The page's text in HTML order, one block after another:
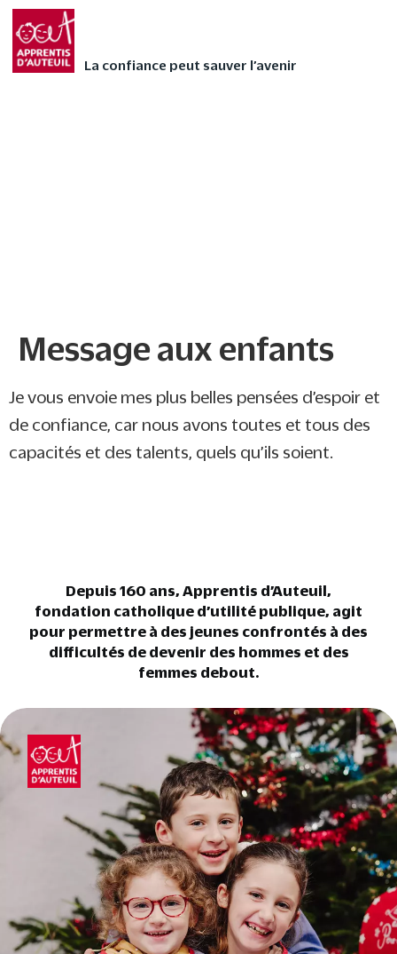
La confiance peut sauver l’avenir
Faites vivre l’Avent
autrement à votre
Message aux enfants
Je vous envoie mes plus belles pensées d’espoir et
de confiance, car nous avons toutes et tous des
capacités et des talents, quels qu’ils soient.
Depuis 160 ans, Apprentis d’Auteuil,
fondation catholique d’utilité publique, agit
pour permettre à des jeunes confrontés à des
difficultés de devenir des hommes et des
femmes debout.